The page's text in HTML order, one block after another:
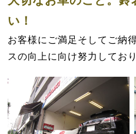
い！
お客様にご満足そしてご納
スの向上に向け努力してお